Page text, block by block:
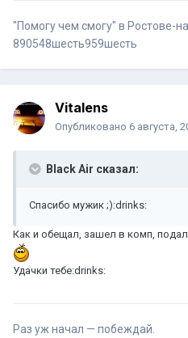
"Помогу чем смогу" в Ростове-
890548шесть959шесть
Vitalens
Опубликовано 6 августа,
Black Air сказал:
Спасибо мужик ;):drinks:
Как и обещал, зашел в комп,
Удачки тебе:drinks:
Раз уж начал — побеждай.